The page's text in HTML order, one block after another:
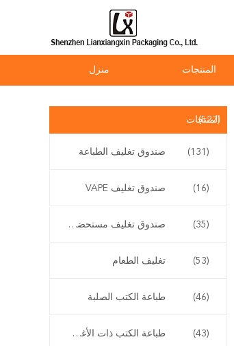
منزل المنتجات
المنتجات(527)
صندوق تغليف الطباعة (131)
صندوق تغليف VAPE (16)
صندوق تغليف مستحضرات التجميل (35)
تغليف الطعام (53)
طباعة الكتب الصلبة (46)
طباعة الكتب ذات الأغطية الناعمة (43)